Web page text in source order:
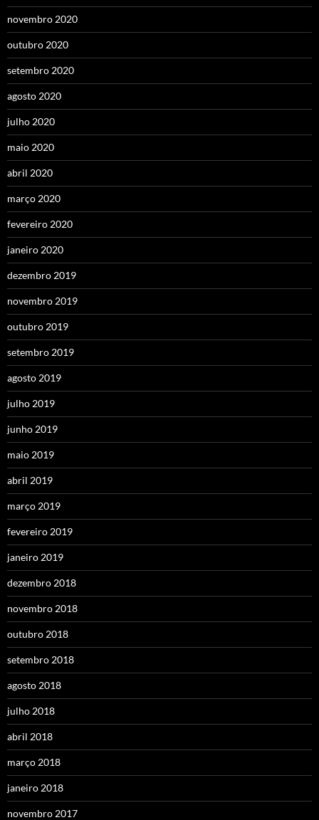
novembro 2020
outubro 2020
setembro 2020
agosto 2020
julho 2020
maio 2020
abril 2020
março 2020
fevereiro 2020
janeiro 2020
dezembro 2019
novembro 2019
outubro 2019
setembro 2019
agosto 2019
julho 2019
junho 2019
maio 2019
abril 2019
março 2019
fevereiro 2019
janeiro 2019
dezembro 2018
novembro 2018
outubro 2018
setembro 2018
agosto 2018
julho 2018
abril 2018
março 2018
janeiro 2018
novembro 2017